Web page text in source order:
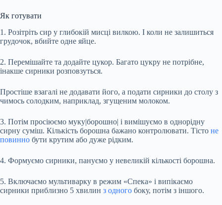
Як готувати
1. Розітріть сир у глибокій мисці вилкою. І коли не залишиться
грудочок, вбийте одне яйце.
2. Перемішайте та додайте цукор. Багато цукру не потрібне,
інакше сирники розповзуться.
Простіше взагалі не додавати його, а подати сирники до столу з
чимось солодким, наприклад, згущеним молоком.
3. Потім просіюємо муку|борошно| і вимішуємо в однорідну
сирну суміш. Кількість борошна бажано контролювати. Тісто не
повинно бути крутим або дуже рідким.
4. Формуємо сирники, пануємо у невеликій кількості борошна.
5. Включаємо мультиварку в режим «Спека» і випікаємо
сирники приблизно 5 хвилин з одного боку, потім з іншого.